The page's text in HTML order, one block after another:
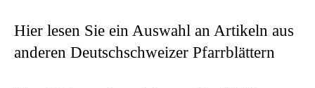
Über uns
Hier lesen Sie ein Auswahl an Artikeln aus
anderen Deutschschweizer Pfarrblättern